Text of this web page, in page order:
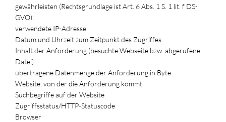
gewährleisten (Rechtsgrundlage ist Art. 6 Abs. 1 S. 1 lit. f DS-
GVO):
verwendete IP-Adresse
Datum und Uhrzeit zum Zeitpunkt des Zugriffes
Inhalt der Anforderung (besuchte Webseite bzw. abgerufene
Datei)
übertragene Datenmenge der Anforderung in Byte
Website, von der die Anforderung kommt
Suchbegriffe auf der Website
Zugriffsstatus/HTTP-Statuscode
Browser